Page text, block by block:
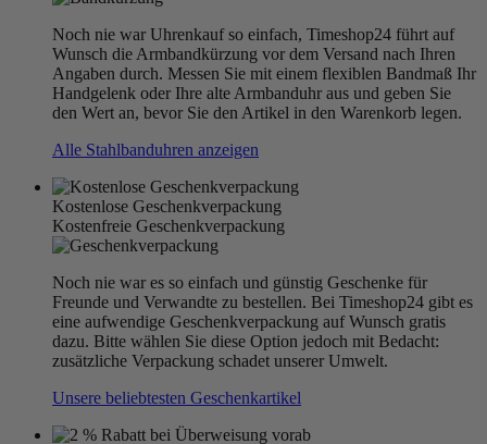
Noch nie war Uhrenkauf so einfach, Timeshop24 führt auf
Wunsch die Armbandkürzung vor dem Versand nach Ihren
Angaben durch. Messen Sie mit einem flexiblen Bandmaß Ihr
Handgelenk oder Ihre alte Armbanduhr aus und geben Sie
den Wert an, bevor Sie den Artikel in den Warenkorb legen.
Alle Stahlbanduhren anzeigen
Kostenlose Geschenkverpackung
Kostenfreie Geschenkverpackung
Noch nie war es so einfach und günstig Geschenke für
Freunde und Verwandte zu bestellen. Bei Timeshop24 gibt es
eine aufwendige Geschenkverpackung auf Wunsch gratis
dazu. Bitte wählen Sie diese Option jedoch mit Bedacht:
zusätzliche Verpackung schadet unserer Umwelt.
Unsere beliebtesten Geschenkartikel